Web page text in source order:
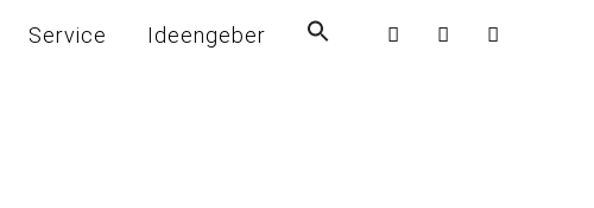
Service Ideengeber